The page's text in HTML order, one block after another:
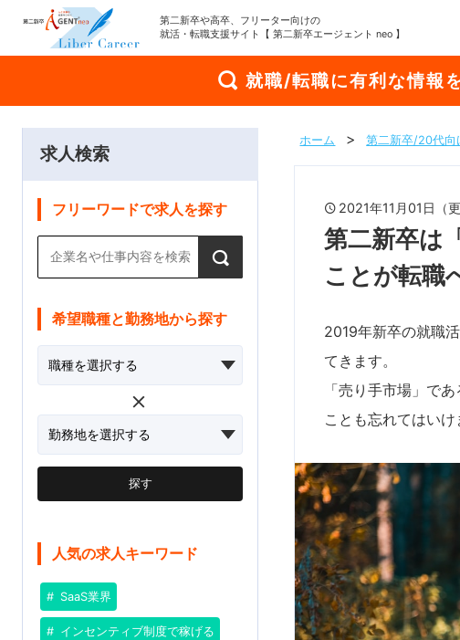
第二新卒や高卒、フリーター向けの
就活・転職支援サイト【 第二新卒エージェント neo 】
就職/転職に有利な情報
求人検索
フリーワードで求人を探す
希望職種と勤務地から探す
探す
人気の求人キーワード
SaaS業界
インセンティブ制度で稼げる
ホーム 第二新卒/20代向
2021年11月01日（更
第二新卒は
ことが転職
2019年新卒の就職
てきます。
「売り手市場」で
ことも忘れてはいけ